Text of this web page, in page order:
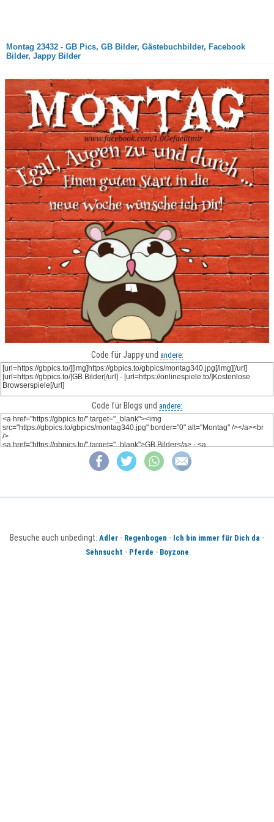
Montag 23432 - GB Pics, GB Bilder, Gästebuchbilder, Facebook
Bilder, Jappy Bilder
Code für Jappy und andere:
Code für Blogs und andere:
Besuche auch unbedingt: Adler - Regenbogen - Ich bin immer für Dich da -
Sehnsucht - Pferde - Boyzone